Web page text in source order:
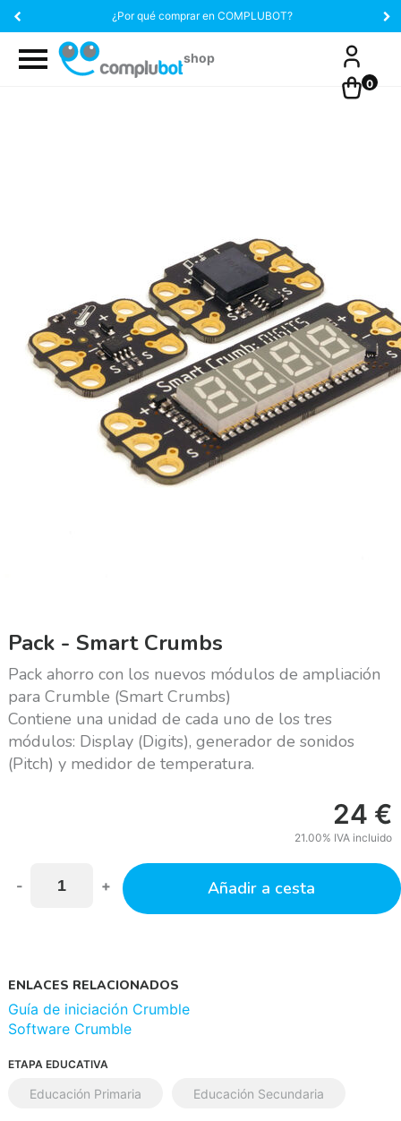
¿Por qué comprar en COMPLUBOT?
0
Pack - Smart Crumbs
Pack ahorro con los nuevos módulos de ampliación
para Crumble (Smart Crumbs)
Contiene una unidad de cada uno de los tres
módulos: Display (Digits), generador de sonidos
(Pitch) y medidor de temperatura.
24 €
21.00% IVA incluido
- + Añadir a cesta
ENLACES RELACIONADOS
Guía de iniciación Crumble
Software Crumble
ETAPA EDUCATIVA
Educación Primaria Educación Secundaria